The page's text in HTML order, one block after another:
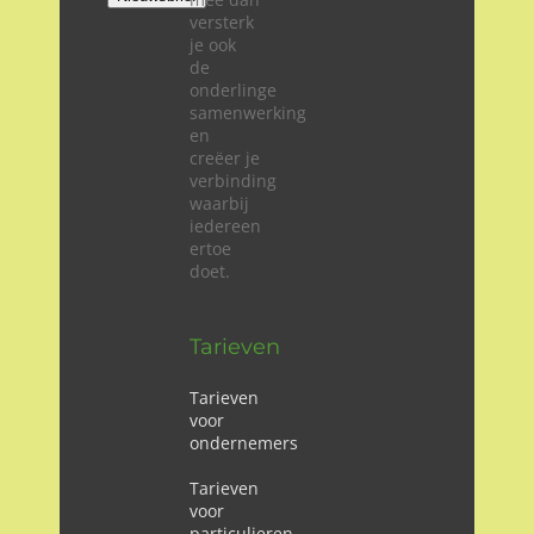
versterk
je ook
de
onderlinge
samenwerking
en
creëer je
verbinding
waarbij
iedereen
ertoe
doet.
Tarieven
Tarieven
voor
ondernemers
Tarieven
voor